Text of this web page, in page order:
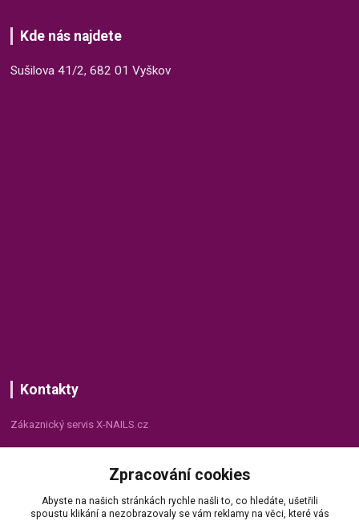
Kde nás najdete
Sušilova 41/2, 682 01 Vyškov
Kontakty
Zákaznický servis X-NAILS.cz
+420 735 055 075
(Po - Pá, 8 - 16 hod.)
Zpracování cookies
Abyste na našich stránkách rychle našli to, co hledáte, ušetřili
spoustu klikání a nezobrazovaly se vám reklamy na věci, které vás